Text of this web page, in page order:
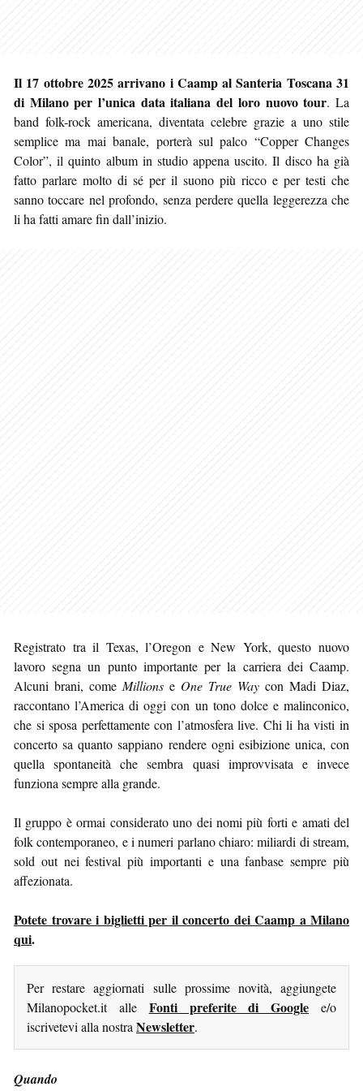
Il 17 ottobre 2025 arrivano i Caamp al Santeria Toscana 31
di Milano per l’unica data italiana del loro nuovo tour. La
band folk-rock americana, diventata celebre grazie a uno stile
semplice ma mai banale, porterà sul palco “Copper Changes
Color”, il quinto album in studio appena uscito. Il disco ha già
fatto parlare molto di sé per il suono più ricco e per testi che
sanno toccare nel profondo, senza perdere quella leggerezza che
li ha fatti amare fin dall’inizio.
Registrato tra il Texas, l’Oregon e New York, questo nuovo
lavoro segna un punto importante per la carriera dei Caamp.
Alcuni brani, come Millions e One True Way con Madi Diaz,
raccontano l’America di oggi con un tono dolce e malinconico,
che si sposa perfettamente con l’atmosfera live. Chi li ha visti in
concerto sa quanto sappiano rendere ogni esibizione unica, con
quella spontaneità che sembra quasi improvvisata e invece
funziona sempre alla grande.
Il gruppo è ormai considerato uno dei nomi più forti e amati del
folk contemporaneo, e i numeri parlano chiaro: miliardi di stream,
sold out nei festival più importanti e una fanbase sempre più
affezionata.
Potete trovare i biglietti per il concerto dei Caamp a Milano
qui.
Per restare aggiornati sulle prossime novità, aggiungete
Milanopocket.it alle Fonti preferite di Google e/o
iscrivetevi alla nostra Newsletter.
Quando